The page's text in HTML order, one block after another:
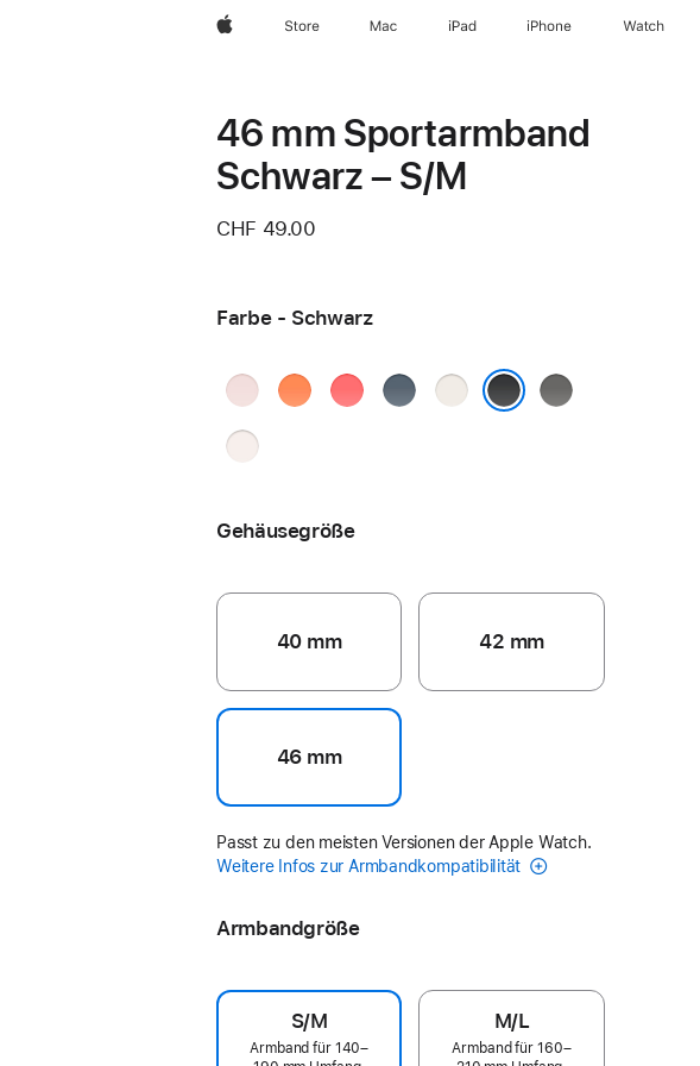
Apple Store Mac iPad iPhone Watch
46 mm Sportarmband
Schwarz – S/M
CHF 49.00
Farbe - Schwarz
HellrosaClementineGuavepinkMaritimblau
Polarstern Steingrau
Blassrosa
Gehäusegröße
40 mm 42 mm
46 mm
Passt zu den meisten Versionen der Apple Watch.
Weitere Infos zur Armbandkompatibilität
Armbandgröße
S/M
Armband für 140–
M/L
Armband für 160–